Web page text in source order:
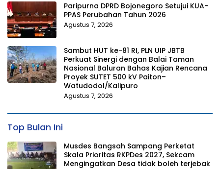
Paripurna DPRD Bojonegoro Setujui KUA-
PPAS Perubahan Tahun 2026
Agustus 7, 2026
Sambut HUT ke-81 RI, PLN UIP JBTB
Perkuat Sinergi dengan Balai Taman
Nasional Baluran Bahas Kajian Rencana
Proyek SUTET 500 kV Paiton–
Watudodol/Kalipuro
Agustus 7, 2026
Top Bulan Ini
Musdes Bangsah Sampang Perketat
Skala Prioritas RKPDes 2027, Sekcam
Mengingatkan Desa tidak boleh terjebak